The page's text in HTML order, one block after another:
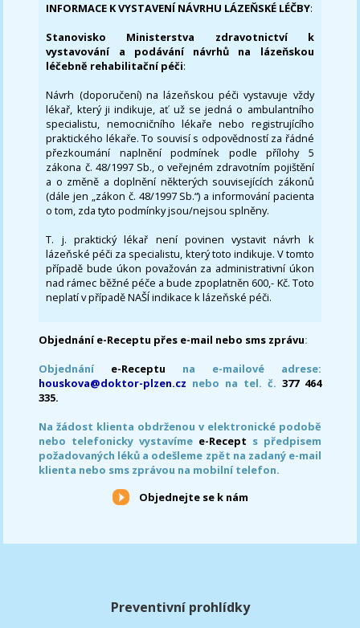
INFORMACE K VYSTAVENÍ NÁVRHU LÁZEŇSKÉ LÉČBY:
Stanovisko Ministerstva zdravotnictví k
vystavování a podávání návrhů na lázeňskou
léčebně rehabilitační péči:
Návrh (doporučení) na lázeňskou péči vystavuje vždy
lékař, který ji indikuje, ať už se jedná o ambulantního
specialistu, nemocničního lékaře nebo registrujícího
praktického lékaře. To souvisí s odpovědností za řádné
přezkoumání naplnění podmínek podle přílohy 5
zákona č. 48/1997 Sb., o veřejném zdravotním pojištění
a o změně a doplnění některých souvisejících zákonů
(dále jen „zákon č. 48/1997 Sb.“) a informování pacienta
o tom, zda tyto podmínky jsou/nejsou splněny.
T. j. praktický lékař není povinen vystavit návrh k
lázeňské péči za specialistu, který toto indikuje. V tomto
případě bude úkon považován za administrativní úkon
nad rámec běžné péče a bude zpoplatněn 600,- Kč. Toto
neplatí v případě NAŠÍ indikace k lázeňské péči.
Objednání e-Receptu přes e-mail nebo sms zprávu:
Objednání e-Receptu na e-mailové adrese:
houskova@doktor-plzen.cz nebo na tel. č. 377 464
335.
Na žádost klienta obdrženou v elektronické podobě
nebo telefonicky vystavíme e-Recept s předpisem
požadovaných léků a odešleme zpět na zadaný e-mail
klienta nebo sms zprávou na mobilní telefon.
Objednejte se k nám
Preventivní prohlídky